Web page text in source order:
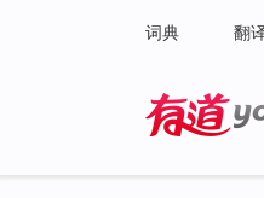
词典 翻